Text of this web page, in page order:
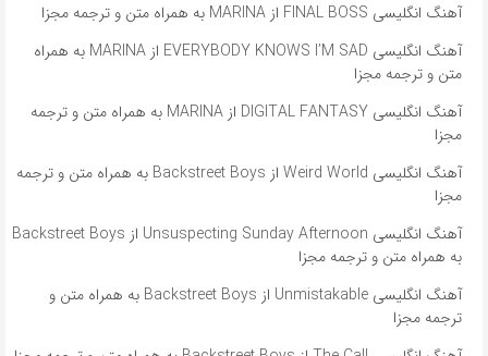
آهنگ انگلیسی FINAL BOSS از MARINA به همراه متن و ترجمه مجزا
آهنگ انگلیسی EVERYBODY KNOWS I’M SAD از MARINA به همراه
متن و ترجمه مجزا
آهنگ انگلیسی DIGITAL FANTASY از MARINA به همراه متن و ترجمه
مجزا
آهنگ انگلیسی Weird World از Backstreet Boys به همراه متن و ترجمه
مجزا
آهنگ انگلیسی Unsuspecting Sunday Afternoon از Backstreet Boys
به همراه متن و ترجمه مجزا
آهنگ انگلیسی Unmistakable از Backstreet Boys به همراه متن و
ترجمه مجزا